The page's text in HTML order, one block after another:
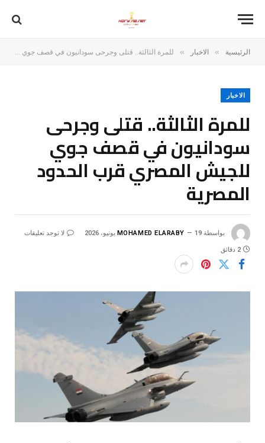
الرئيسية » الاخبار » للمرة الثالثة.. قتلى وجرحى سودانيون في قصف جوي للجيش المصري قرب الحدود المصرية
الاخبار
للمرة الثالثة.. قتلى وجرحى
سودانيون في قصف جوي
للجيش المصري قرب الحدود
المصرية
بواسطة MOHAMED ELARABY 19 يونيو، 2026 لا توجد تعليقات
2 دقائق